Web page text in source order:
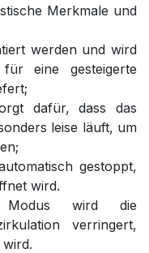
Merkmale und
werden und wird
eine gesteigerte
dafür, dass das
leise läuft, um
gestoppt,
wird.
wird die
verringert,